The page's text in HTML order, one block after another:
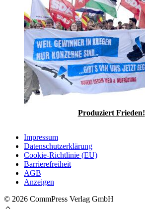
Produziert Frieden!
Impressum
Datenschutzerklärung
Cookie-Richtlinie (EU)
Barrierefreiheit
AGB
Anzeigen
© 2026 CommPress Verlag GmbH